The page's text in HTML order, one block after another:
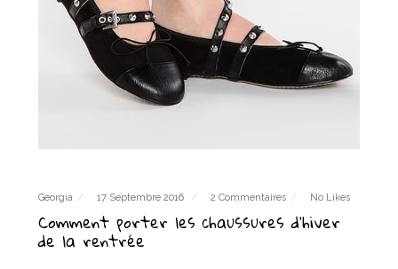
Georgia 17 Septembre 2016 2 Commentaires No Likes
Comment porter les chaussures d’hiver
de la rentrée